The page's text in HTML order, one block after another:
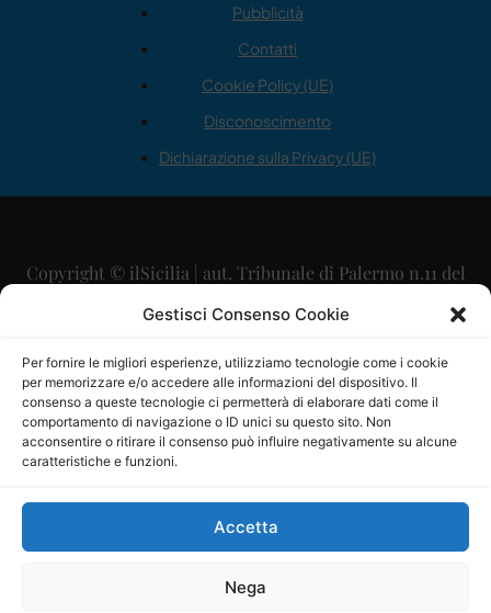
Gestisci Consenso Cookie
Per fornire le migliori esperienze, utilizziamo tecnologie come i cookie
per memorizzare e/o accedere alle informazioni del dispositivo. Il
consenso a queste tecnologie ci permetterà di elaborare dati come il
comportamento di navigazione o ID unici su questo sito. Non
acconsentire o ritirare il consenso può influire negativamente su alcune
caratteristiche e funzioni.
Accetta
Nega
Pubblicità
Contatti
Cookie Policy (UE)
Disconoscimento
Dichiarazione sulla Privacy (UE)
Copyright © ilSicilia | aut. Tribunale di Palermo n.11 del
29/09/2015
Direttore Editoriale: Maurizio Scaglione
Direttore Responsabile: Maria Calabrese
P.IVA: 06334930820
Mercurio Comunicazione Società Cooperativa a r.l. è
iscritta al Registro degli Operatori di Comunicazione al